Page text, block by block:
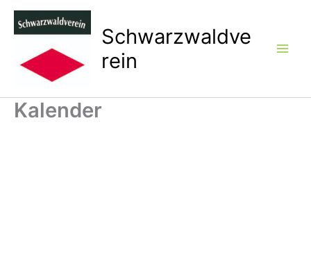
Zum
Inhalt
Schwarzwaldve
rein
Kalender